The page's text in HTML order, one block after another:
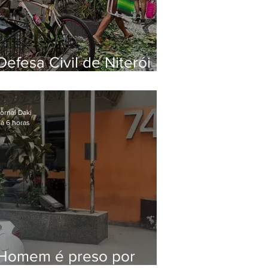
Civil de Niterói
para esta sexta-
(07)
é preso por
Daki
6 horas